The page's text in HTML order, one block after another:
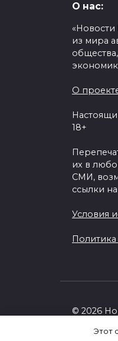
О нас:
из мира
О
18+
их в
СМИ,
ссылки
Условия
© 2026
Этот